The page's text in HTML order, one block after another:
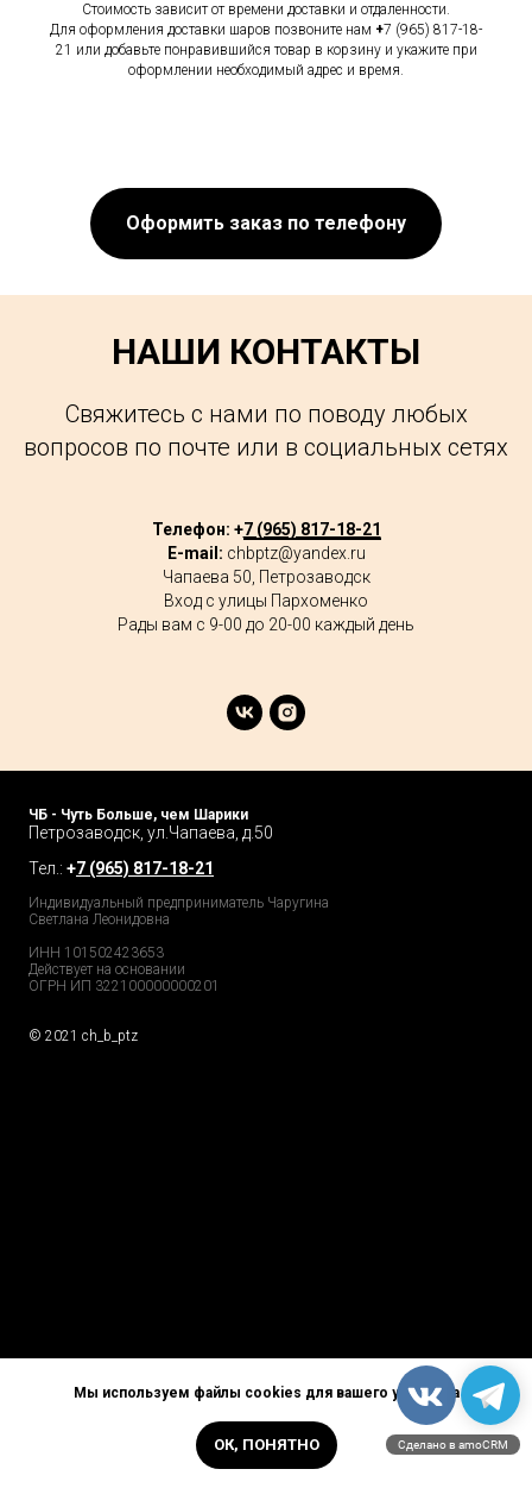
Стоимость зависит от времени доставки и отдаленности.
Для оформления доставки шаров позвоните нам +7 (965) 817-18-
21 или добавьте понравившийся товар в корзину и укажите при
оформлении необходимый адрес и время.
Оформить заказ по телефону
Мы используем файлы cookies для вашего удобства
ОК, ПОНЯТНО
НАШИ КОНТАКТЫ
Свяжитесь с нами по поводу любых
вопросов по почте или в социальных сетях
Телефон: +7 (965) 817-18-21
E-mail: chbptz@yandex.ru
Чапаева 50, Петрозаводск
Вход с улицы Пархоменко
Рады вам с 9-00 до 20-00 каждый день
ЧБ - Чуть Больше, чем Шарики
Петрозаводск, ул.Чапаева, д.50
Тел.: +7 (965) 817-18-21
Индивидуальный предприниматель Чаругина
Светлана Леонидовна
ИНН 101502423653
Действует на основании
ОГРН ИП 322100000000201
© 2021 ch_b_ptz
Careers
Сделано в amoCRM